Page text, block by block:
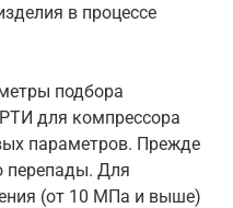
в процессе
подбора
для компрессора
параметров. Прежде
перепады. Для
(от 10 МПа и выше)